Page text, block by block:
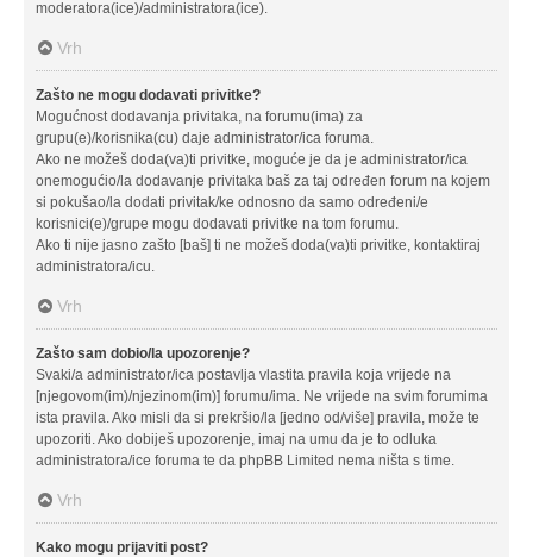
moderatora(ice)/administratora(ice).
Vrh
Zašto ne mogu dodavati privitke?
Mogućnost dodavanja privitaka, na forumu(ima) za
grupu(e)/korisnika(cu) daje administrator/ica foruma.
Ako ne možeš doda(va)ti privitke, moguće je da je administrator/ica
onemogućio/la dodavanje privitaka baš za taj određen forum na kojem
si pokušao/la dodati privitak/ke odnosno da samo određeni/e
korisnici(e)/grupe mogu dodavati privitke na tom forumu.
Ako ti nije jasno zašto [baš] ti ne možeš doda(va)ti privitke, kontaktiraj
administratora/icu.
Vrh
Zašto sam dobio/la upozorenje?
Svaki/a administrator/ica postavlja vlastita pravila koja vrijede na
[njegovom(im)/njezinom(im)] forumu/ima. Ne vrijede na svim forumima
ista pravila. Ako misli da si prekršio/la [jedno od/više] pravila, može te
upozoriti. Ako dobiješ upozorenje, imaj na umu da je to odluka
administratora/ice foruma te da phpBB Limited nema ništa s time.
Vrh
Kako mogu prijaviti post?